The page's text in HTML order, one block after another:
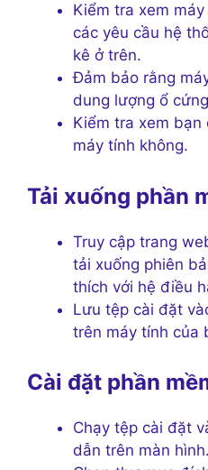
Kiểm tra xem
các yêu cầu hệ
kê ở trên.
Đảm bảo rằng
dung lượng ổ
Kiểm tra xem bạn
máy tính không.
Tải xuống phần
Truy cập trang
tải xuống phiên
thích với hệ điều
Lưu tệp cài đặt
trên máy tính của
Cài đặt phần
Chạy tệp cài đặt
dẫn trên màn hình.